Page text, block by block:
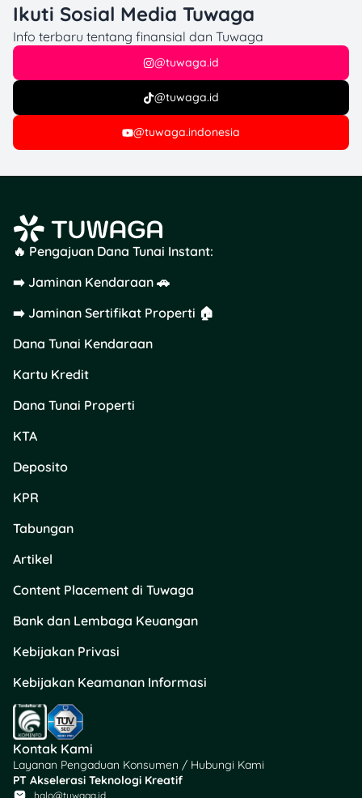
Ikuti Sosial Media Tuwaga
Info terbaru tentang finansial dan Tuwaga
@tuwaga.id
@tuwaga.id
@tuwaga.indonesia
🔥 Pengajuan Dana Tunai Instant:
➡️ Jaminan Kendaraan 🚗
➡️ Jaminan Sertifikat Properti 🏠
Dana Tunai Kendaraan
Kartu Kredit
Dana Tunai Properti
KTA
Deposito
KPR
Tabungan
Artikel
Content Placement di Tuwaga
Bank dan Lembaga Keuangan
Kebijakan Privasi
Kebijakan Keamanan Informasi
Kontak Kami
Layanan Pengaduan Konsumen / Hubungi Kami
PT Akselerasi Teknologi Kreatif
halo@tuwaga.id